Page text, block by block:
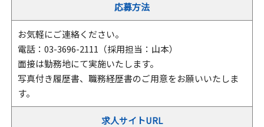
応募方法
お気軽にご連絡ください。
電話：03-3696-2111（採用担当：山本）
面接は勤務地にて実施いたします。
写真付き履歴書、職務経歴書のご用意をお願いいたしま
す。
求人サイトURL